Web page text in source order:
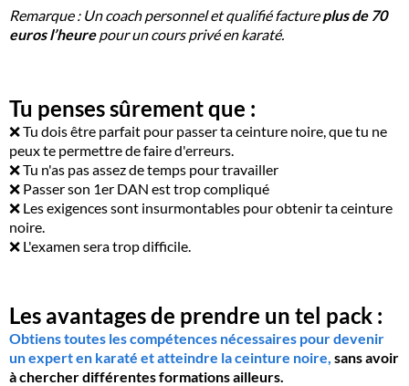
Remarque : Un coach personnel et qualifié factureplus de 70
euros l’heurepour un cours privé en karaté.
Tu penses sûrement que :
❌ Tu dois être parfait pour passer ta ceinture noire, que tu ne
peux te permettre de faire d'erreurs.
❌ Tu n'as pas assez de temps pour travailler
❌ Passer son 1er DAN est trop compliqué
❌ Les exigences sont insurmontables pour obtenir ta ceinture
noire.
❌ L'examen sera trop difficile.
Les avantages de prendre un tel pack :
Obtiens toutes les compétences nécessaires pour devenir
un expert en karaté et atteindre la ceinture noire, sans avoir
à chercher différentes formations ailleurs.